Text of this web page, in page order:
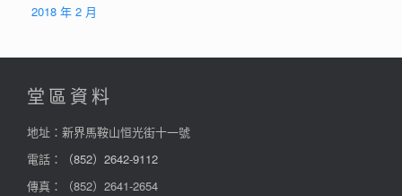
2018 年 2 月
堂區資料
地址：新界馬鞍山恒光街十一號
電話：
（852）2642-9112
傳真：（852）2641-2654